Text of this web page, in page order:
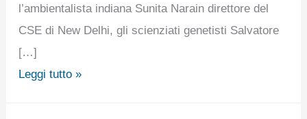
l’ambientalista indiana Sunita Narain direttore del
CSE di New Delhi, gli scienziati genetisti Salvatore
[…]
Leggi tutto »